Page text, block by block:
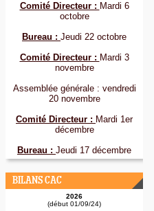
Comité Directeur : Mardi 6
octobre
Bureau : Jeudi 22 octobre
Comité Directeur : Mardi 3
novembre
Assemblée générale : vendredi
20 novembre
Comité Directeur : Mardi 1er
décembre
Bureau : Jeudi 17 décembre
BILANS CAC
2026
(début 01/09/24)